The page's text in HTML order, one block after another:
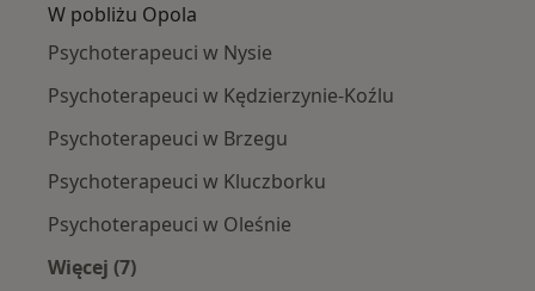
W pobliżu Opola
Psychoterapeuci w Nysie
Psychoterapeuci w Kędzierzynie-Koźlu
Psychoterapeuci w Brzegu
Psychoterapeuci w Kluczborku
Psychoterapeuci w Oleśnie
Więcej (7)